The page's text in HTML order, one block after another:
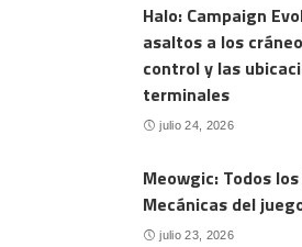
Halo: Campaign
asaltos a los
control y las
terminales
julio 24, 2026
Meowgic: Todos
Mecánicas del
julio 23, 2026